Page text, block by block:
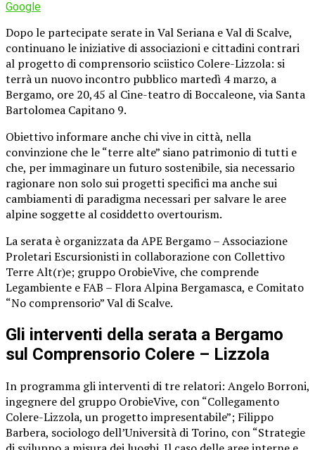
Google
Dopo le partecipate serate in Val Seriana e Val di Scalve,
continuano le iniziative di associazioni e cittadini contrari
al progetto di comprensorio sciistico Colere-Lizzola: si
terrà un nuovo incontro pubblico martedì 4 marzo, a
Bergamo, ore 20,45 al Cine-teatro di Boccaleone, via Santa
Bartolomea Capitano 9.
Obiettivo informare anche chi vive in città, nella
convinzione che le “terre alte” siano patrimonio di tutti e
che, per immaginare un futuro sostenibile, sia necessario
ragionare non solo sui progetti specifici ma anche sui
cambiamenti di paradigma necessari per salvare le aree
alpine soggette al cosiddetto overtourism.
La serata è organizzata da APE Bergamo – Associazione
Proletari Escursionisti in collaborazione con Collettivo
Terre Alt(r)e; gruppo OrobieVive, che comprende
Legambiente e FAB – Flora Alpina Bergamasca, e Comitato
“No comprensorio” Val di Scalve.
Gli interventi della serata a Bergamo
sul Comprensorio Colere – Lizzola
In programma gli interventi di tre relatori: Angelo Borroni,
ingegnere del gruppo OrobieVive, con “Collegamento
Colere-Lizzola, un progetto impresentabile”; Filippo
Barbera, sociologo dell’Università di Torino, con “Strategie